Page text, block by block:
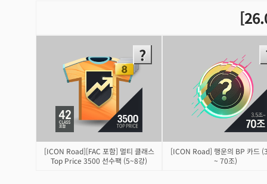
[ICON Road][FAC 포함] 멀티 클래스
Top Price 3500 선수팩 (5~8강)
[ICON Road] 행운의 BP 카드
~ 70조)